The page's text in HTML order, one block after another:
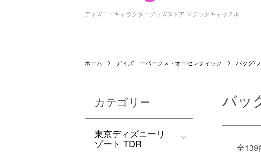
ディズニーキャラクターグッズストア マジックキャッスル
ホーム ディズニーパークス・オーセンティック バッグ/
バッ
全139
カテゴリー
東京ディズニーリ
ゾート TDR